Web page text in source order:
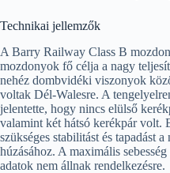
Technikai jellemzők
A Barry Railway Class B
mozdonyok fő célja a nagy
nehéz dombvidéki viszonyok
voltak Dél-Walesre. A
jelentette, hogy nincs elülső
valamint két hátsó kerékpár volt.
szükséges stabilitást és tapadást
húzásához. A maximális
adatok nem állnak rendelkezésre.